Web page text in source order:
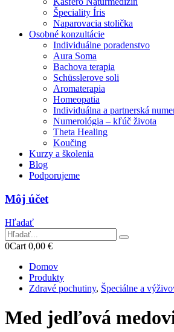
Špeciality Íris
Naparovacia stolička
Osobné konzultácie
Individuálne poradenstvo
Aura Soma
Bachova terapia
Schüsslerove soli
Aromaterapia
Homeopatia
Individuálna a partnerská
Numerológia – kľúč života
Theta Healing
Koučing
Kurzy a školenia
Blog
Podporujeme
Môj účet
Hľadať
0Cart 0,00 €
Domov
Produkty
Zdravé pochutiny, Špeciálne a
Med jedľová